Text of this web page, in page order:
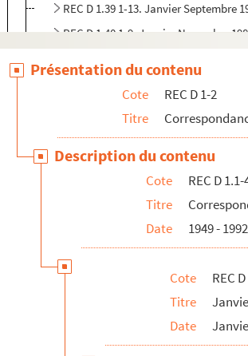
REC D 1.39 1-13. Janvier Septembre
REC D 1.40 1-9. Janvier Novembre
REC D 1.45 1-4. Février Novembre
REC D 1.46 1-2. Mai Octobre 1973
REC D 1 47 1-2. Mars 1996
REC D 1.48 1-2. Mai Octobre 1997
REC D 1.49 1-2. Février Septembre
REC D 1.50 1-21. Non datées.
REC D 2.1-6. Autres courriers.
Présentation du contenu
Cote
REC D 1-2
Titre
Description du contenu
Cote
REC D
Titre
Date
1949 - 1992
Cote
REC
Titre
Date